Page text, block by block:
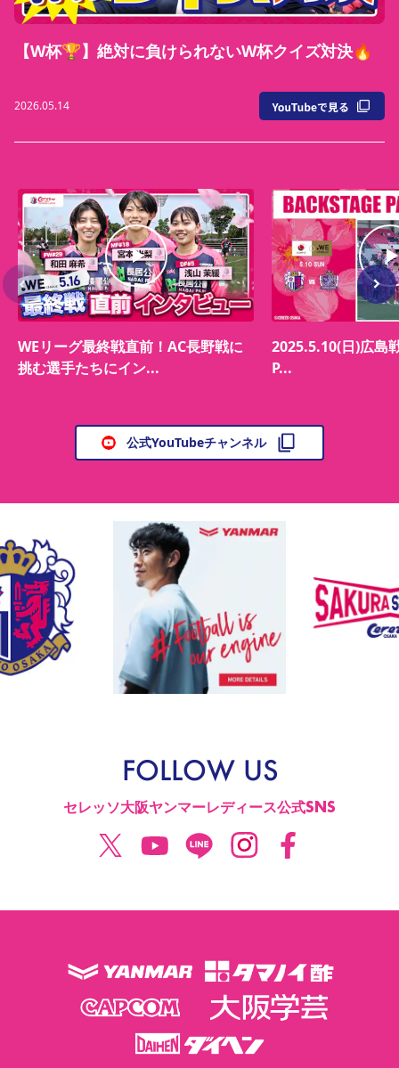
【W杯🏆】絶対に負けられないW杯クイズ対決🔥
2026.05.14
WEリーグ最終戦直前！AC長野戦に
挑む選手たちにイン...
2025.5.10(日)広島
P...
公式YouTubeチャンネル
FOLLOW US
セレッソ大阪ヤンマーレディース公式SNS